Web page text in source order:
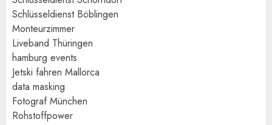
Schlüsseldienst Böblingen
Monteurzimmer
Liveband Thüringen
hamburg events
Jetski fahren Mallorca
data masking
Fotograf München
Rohstoffpower